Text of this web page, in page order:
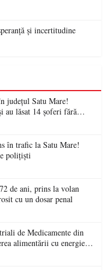
și incertitudine
județul Satu Mare!
au lăsat 14 șoferi fără
în trafic la Satu Mare!
polițiști
de ani, prins la volan
cu un dosar penal
de Medicamente din
alimentării cu energie
va pune în pericol